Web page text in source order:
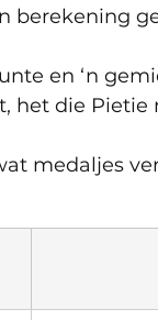
berekening
en ‘n
het die
medaljes